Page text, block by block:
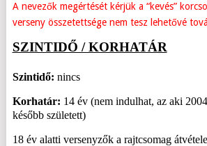
A nevezők megértését kérjük a “kevés”
verseny összetettsége nem tesz lehetővé
SZINTIDŐ / KORHATÁR
Szintidő: nincs
Korhatár: 14 év (nem indulhat, az aki
később született)
18 év alatti versenyzők a rajtcsomag